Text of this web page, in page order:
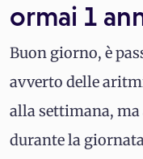
ormai 1
Buon giorno, è
avverto delle
alla settimana, ma
durante la